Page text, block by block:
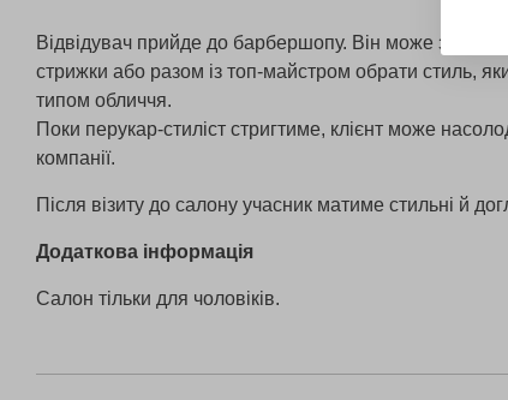
Відвідувач прийде до барбершопу. Він може
стрижки або разом із топ-майстром обрати стиль,
типом обличчя.
Поки перукар-стиліст стригтиме, клієнт може
компанії.
Після візиту до салону учасник матиме стильні й
Додаткова інформація
Салон тільки для чоловіків.